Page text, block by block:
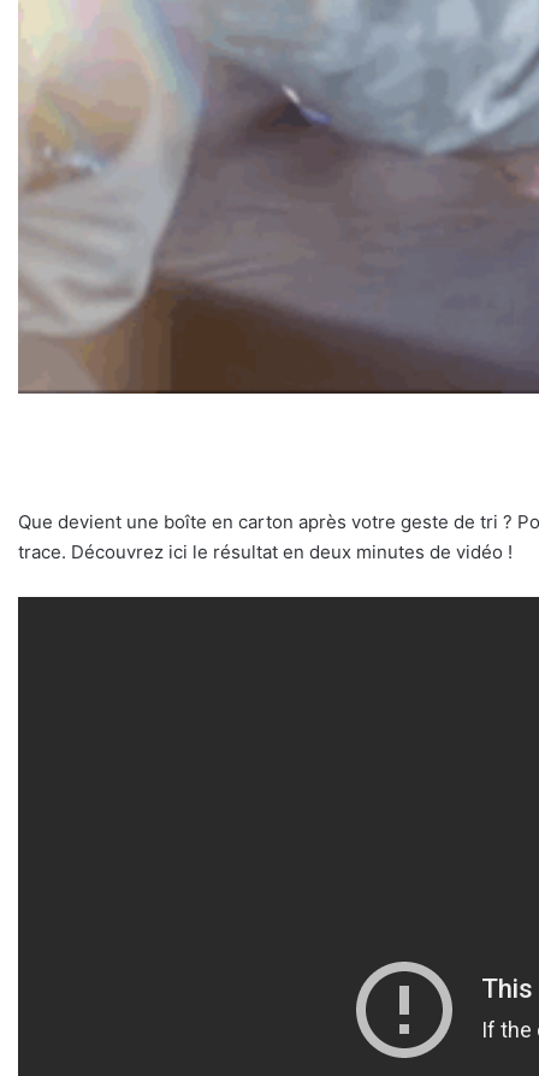
Que devient une boîte en carton après votre geste de tri ?
trace. Découvrez ici le résultat en deux minutes de vidéo !